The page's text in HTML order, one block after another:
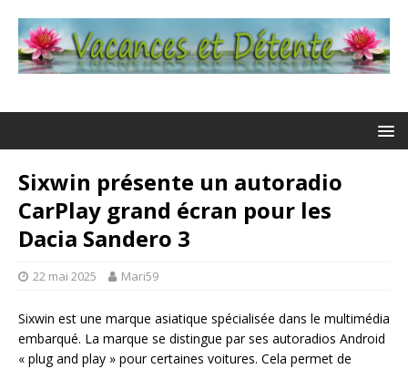
Sixwin présente un autoradio
CarPlay grand écran pour les
Dacia Sandero 3
22 mai 2025 Mari59
Sixwin est une marque asiatique spécialisée dans le multimédia
embarqué. La marque se distingue par ses autoradios Android
« plug and play » pour certaines voitures. Cela permet de